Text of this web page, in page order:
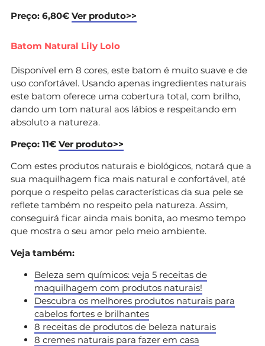
Preço: 6,80€ Ver produto>>
Batom Natural Lily Lolo
Disponível em 8 cores, este batom é muito suave e de
uso confortável. Usando apenas ingredientes naturais
este batom oferece uma cobertura total, com brilho,
dando um tom natural aos lábios e respeitando em
absoluto a natureza.
Preço: 11€ Ver produto>>
Com estes produtos naturais e biológicos, notará que a
sua maquilhagem fica mais natural e confortável, até
porque o respeito pelas características da sua pele se
reflete também no respeito pela natureza. Assim,
conseguirá ficar ainda mais bonita, ao mesmo tempo
que mostra o seu amor pelo meio ambiente.
Veja também:
Beleza sem químicos: veja 5 receitas de
maquilhagem com produtos naturais!
Descubra os melhores produtos naturais para
cabelos fortes e brilhantes
8 receitas de produtos de beleza naturais
8 cremes naturais para fazer em casa